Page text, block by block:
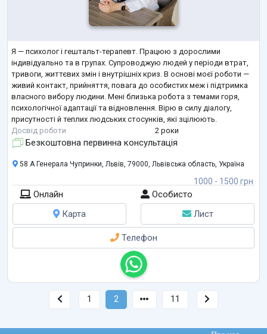
Я — психолог і гештальт-терапевт. Працюю з дорослими
індивідуально та в групах. Супроводжую людей у періоди втрат,
тривоги, життєвих змін і внутрішніх криз. В основі моєї роботи —
живий контакт, прийняття, повага до особистих меж і підтримка
власного вибору людини. Мені близька робота з темами горя,
психологічної адаптації та відновлення. Вірю в силу діалогу,
присутності й теплих людських стосунків, які зцілюють.
Досвід роботи
2 роки
Безкоштовна первинна консультація
1000 - 1500 грн
58 А Генерала Чупринки, Львів, 79000, Львівська область, Україна
Онлайн
Особисто
Карта
Лист
Телефон
1 2 11